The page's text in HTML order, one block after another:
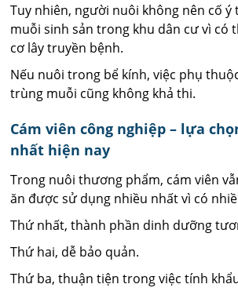
Tuy nhiên, người nuôi không nên cố ý
muỗi sinh sản trong khu dân cư vì có
cơ lây truyền bệnh.
Nếu nuôi trong bể kính, việc phụ
trùng muỗi cũng không khả thi.
Cám viên công nghiệp – lựa
nhất hiện nay
Trong nuôi thương phẩm, cám viên
ăn được sử dụng nhiều nhất vì có
Thứ nhất, thành phần dinh dưỡng
Thứ hai, dễ bảo quản.
Thứ ba, thuận tiện trong việc tính